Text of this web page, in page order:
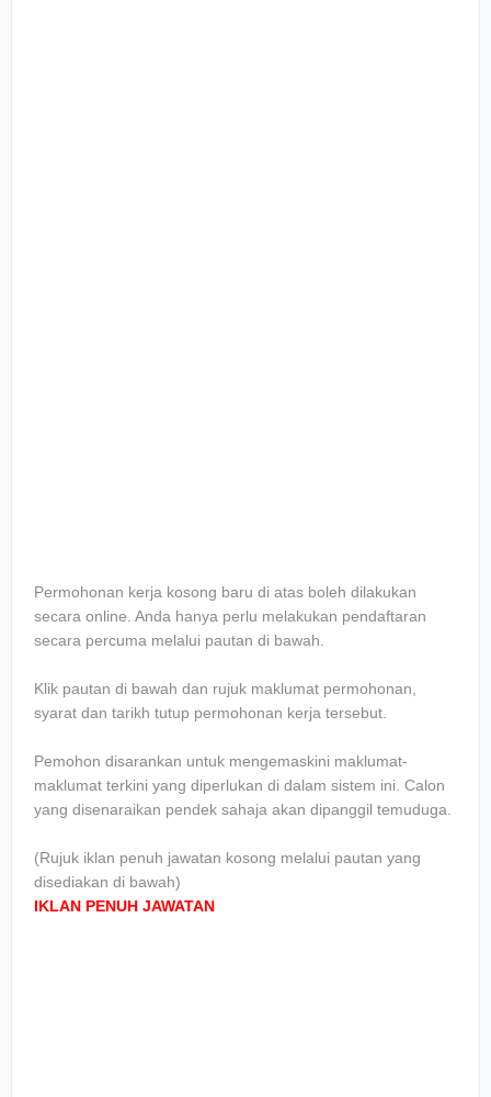
Permohonan kerja kosong baru di atas boleh dilakukan
secara online. Anda hanya perlu melakukan pendaftaran
secara percuma melalui pautan di bawah.
Klik pautan di bawah dan rujuk maklumat permohonan,
syarat dan tarikh tutup permohonan kerja tersebut.
Pemohon disarankan untuk mengemaskini maklumat-
maklumat terkini yang diperlukan di dalam sistem ini. Calon
yang disenaraikan pendek sahaja akan dipanggil temuduga.
(Rujuk iklan penuh jawatan kosong melalui pautan yang
disediakan di bawah)
IKLAN PENUH JAWATAN